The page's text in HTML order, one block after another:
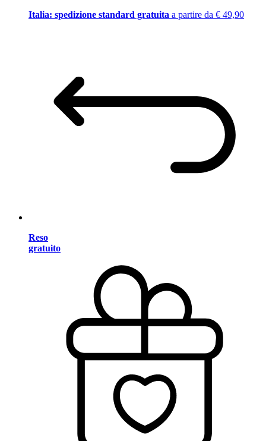
Italia: spedizione standard gratuita a partire da € 49,90
Reso
gratuito